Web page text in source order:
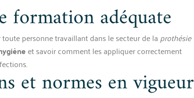
formation adéquate
personne travaillant dans le secteur de la prothésie
et savoir comment les appliquer correctement
et normes en vigueur